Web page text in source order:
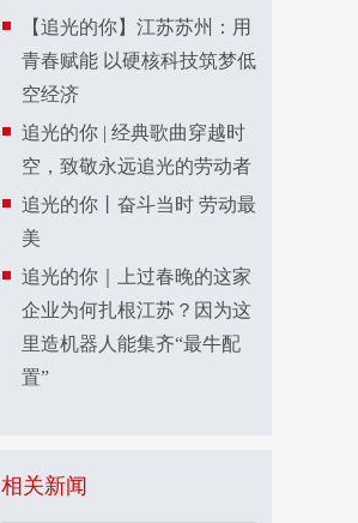
【追光的你】江苏苏州：用
青春赋能 以硬核科技筑梦低
空经济
追光的你 | 经典歌曲穿越时
空，致敬永远追光的劳动者
追光的你丨奋斗当时 劳动最
美
追光的你｜上过春晚的这家
企业为何扎根江苏？因为这
里造机器人能集齐“最牛配
置”
相关新闻